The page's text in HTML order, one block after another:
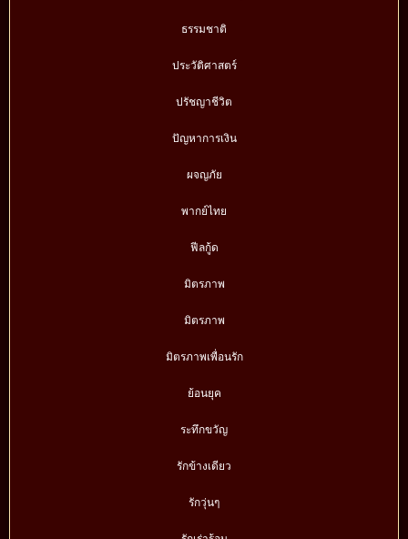
ธรรมชาติ
ประวัติศาสตร์
ปรัชญาชีวิต
ปัญหาการเงิน
ผจญภัย
พากย์ไทย
ฟีลกู้ด
มิตรภาพ
มิตรภาพ
มิตรภาพเพื่อนรัก
ย้อนยุค
ระทึกขวัญ
รักข้างเดียว
รักวุ่นๆ